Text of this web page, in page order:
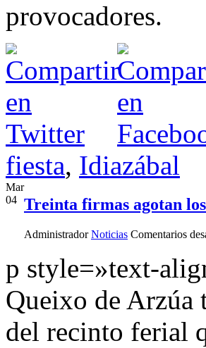
provocadores.
fiesta, Idiazábal
Mar
04 Treinta firmas agotan
Administrador Noticias Comentarios
p style=»text-
Queixo de Arzúa
del recinto ferial